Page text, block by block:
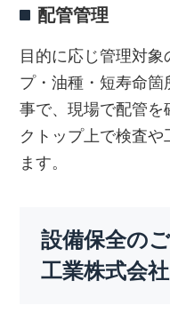
配管管理
目的に応じ管理対
プ・油種・短寿命箇
事で、現場で配管を
クトップ上で検査や
ます。
設備保全の
工業株式会社